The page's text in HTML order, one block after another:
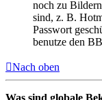
noch zu
sind, z. B.
Passwort
benutze den
Nach oben
Was sind globale